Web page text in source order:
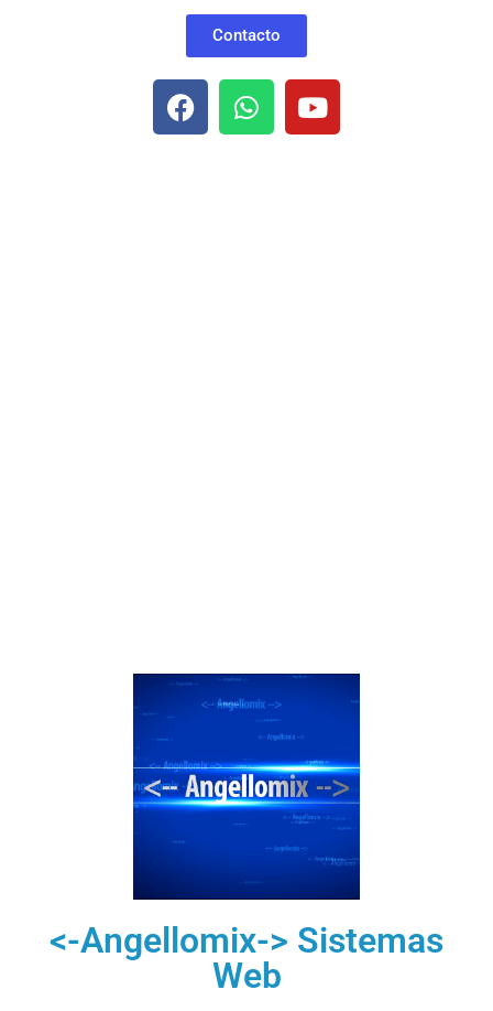
Contacto
<-Angellomix-> Sistemas
Web